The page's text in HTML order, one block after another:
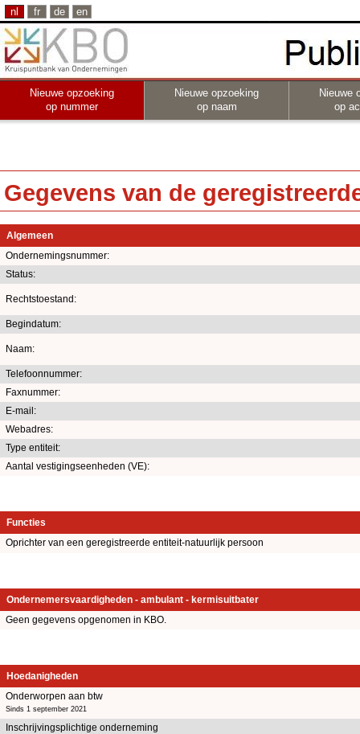
nl fr de en
Nieuwe opzoeking
op nummer
Nieuwe opzoeking
op naam
Nieuwe
op
Gegevens van de
Algemeen
Ondernemingsnummer:
Status:
Rechtstoestand:
Begindatum:
Naam:
Telefoonnummer:
Faxnummer:
E-mail:
Webadres:
Type entiteit:
Aantal vestigingseenheden (VE):
Functies
Oprichter van een geregistreerde entiteit-natuurlijk persoon
Ondernemersvaardigheden - ambulant - kermisuitbater
Geen gegevens opgenomen in KBO.
Hoedanigheden
Onderworpen aan btw
Sinds 1 september 2021
Inschrijvingsplichtige onderneming